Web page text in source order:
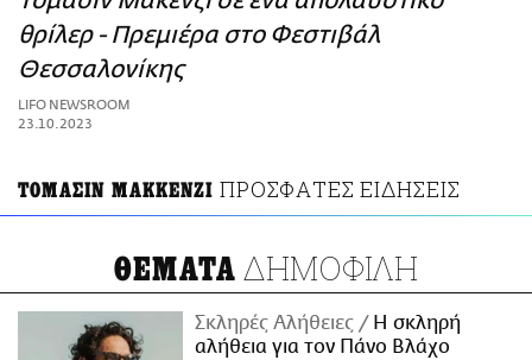
ΑΜΠΑ
PRINT
θρίλερ - Πρεμιέρα στο Φεστιβάλ
Θεσσαλονίκης
LIFO NEWSROOM
23.10.2023
ΤΟΜΑΣΙΝ ΜΑΚΚΕΝΖΙ ΠΡΟΣΦΑΤΕΣ ΕΙΔΗΣΕΙΣ
ΘΕΜΑΤΑ ΔΗΜΟΦΙΛΗ
Σκληρές Αλήθειες
H σκληρή
αλήθεια για τον Πάνο Βλάχο